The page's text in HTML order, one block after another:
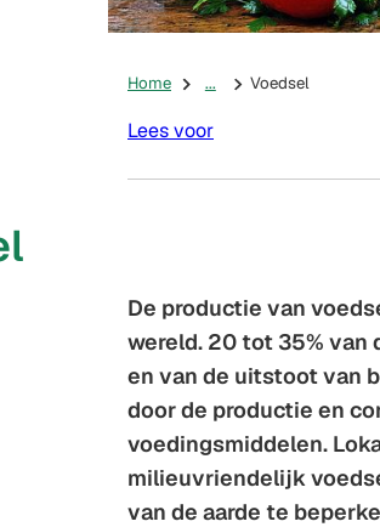
Home ... Voedsel
Lees voor
De productie van
wereld. 20 tot 35% van
en van de uitstoot van
door de productie en
voedingsmiddelen.
milieuvriendelijk
van de aarde te